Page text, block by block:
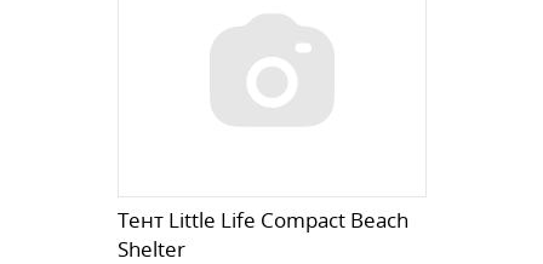
Tент Little Life Compact Beach
Shelter